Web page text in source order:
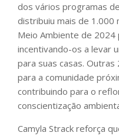
dos vários programas
distribuiu mais de 1.000
Meio Ambiente de
incentivando-os a levar
para suas casas.
para a comunidade
contribuindo para o
conscientização
Camyla Strack reforça